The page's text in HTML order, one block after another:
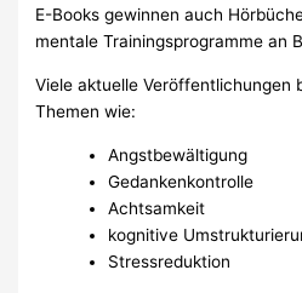
E-Books gewinnen auch
mentale Trainingsprogramme an
Viele aktuelle Veröffentlichungen
Themen wie:
Angstbewältigung
Gedankenkontrolle
Achtsamkeit
kognitive
Stressreduktion